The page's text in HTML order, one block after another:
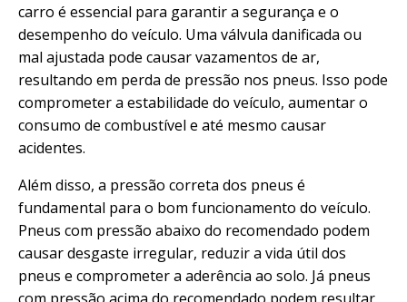
carro é essencial para garantir a segurança e o
desempenho do veículo. Uma válvula danificada ou
mal ajustada pode causar vazamentos de ar,
resultando em perda de pressão nos pneus. Isso pode
comprometer a estabilidade do veículo, aumentar o
consumo de combustível e até mesmo causar
acidentes.
Além disso, a pressão correta dos pneus é
fundamental para o bom funcionamento do veículo.
Pneus com pressão abaixo do recomendado podem
causar desgaste irregular, reduzir a vida útil dos
pneus e comprometer a aderência ao solo. Já pneus